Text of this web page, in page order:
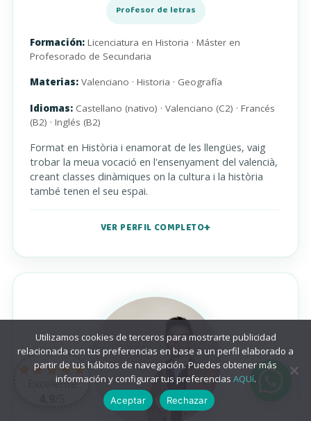
Profesor de letras
Formación: Licenciatura en Historia · Máster en
Profesorado de Secundaria
Materias: Valenciano · Historia · Geografía
Idiomas: Castellano (nativo) · Valenciano (C2) · Francés
(B2) · Inglés (B2)
Format en Història i enamorat de les llengües, vaig
trobar la meua vocació en l'ensenyament del valencià,
creant classes dinàmiques on la cultura i la història
també tenen el seu espai.
VER PERFIL COMPLETO
Excelente
Utilizamos cookies de terceros para mostrarte publicidad
relacionada con tus preferencias en base a un perfil elaborado a
partir de tus hábitos de navegación. Puedes obtener más
información y configurar tus preferencias AQUí.
Aceptar Rechazar